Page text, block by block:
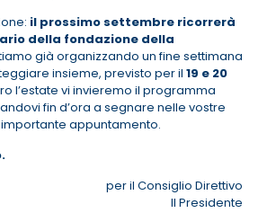
il prossimo settembre ricorrerà
della fondazione della
già organizzando un fine settimana
insieme, previsto per il 19 e 20
l’estate vi invieremo il programma
fin d’ora a segnare nelle vostre
appuntamento.
per il Consiglio Direttivo
Il Presidente